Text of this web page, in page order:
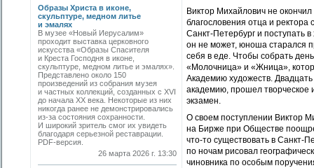
Образы Христа в иконе,
скульптуре, медном литье
и эмалях
В музее «Новый Иерусалим»
проходит выставка церковного
искусства «Образы Спасителя
и Креста Господня в иконе,
скульптуре, медном литье и эмалях».
Представлено около 150
произведений из собрания музея
и частных коллекций, созданных с XVI
до начала XX века. Некоторые из них
никогда ранее не демонстрировались
из-за состояния сохранности.
И широкий зритель смог их увидеть
благодаря серьезной реставрации.
PDF-версия.
26 марта 2026 г. 13:30
Виктор Михайлович не
благословения отца и
Санкт-Петербург и поступать
он не может, юноша старался
себя в еде. Чтобы собрать
«Молочница» и «Жница»,
Академию художеств.
академию, прошел творческое
экзамен.
О своем поступлении Виктор
на Бирже при Обществе
что-то существовать в Санкт-
по ночам рисовал
чиновника по особым